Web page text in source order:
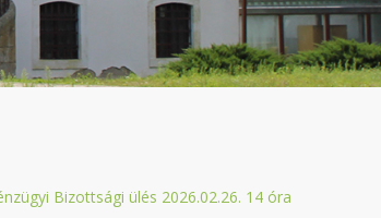
Bizottsági ülés 2026.02.26. 14 óra